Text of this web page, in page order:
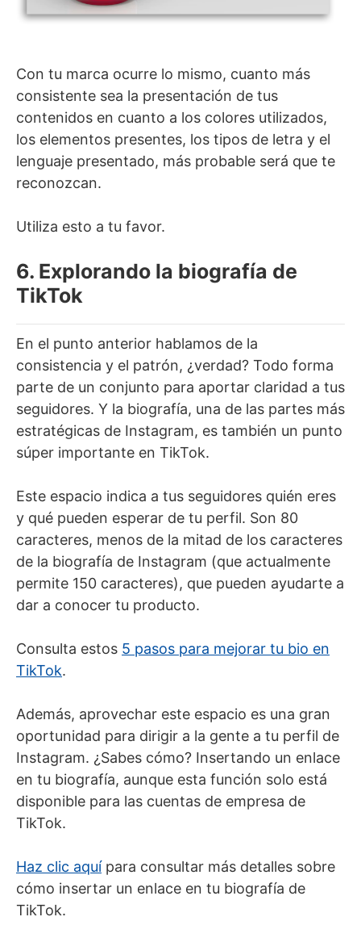
Con tu marca ocurre lo mismo, cuanto más
consistente sea la presentación de tus
contenidos en cuanto a los colores utilizados,
los elementos presentes, los tipos de letra y el
lenguaje presentado, más probable será que te
reconozcan.
Utiliza esto a tu favor.
6. Explorando la biografía de
TikTok
En el punto anterior hablamos de la
consistencia y el patrón, ¿verdad? Todo forma
parte de un conjunto para aportar claridad a tus
seguidores. Y la biografía, una de las partes más
estratégicas de Instagram, es también un punto
súper importante en TikTok.
Este espacio indica a tus seguidores quién eres
y qué pueden esperar de tu perfil. Son 80
caracteres, menos de la mitad de los caracteres
de la biografía de Instagram (que actualmente
permite 150 caracteres), que pueden ayudarte a
dar a conocer tu producto.
Consulta estos 5 pasos para mejorar tu bio en
TikTok.
Además, aprovechar este espacio es una gran
oportunidad para dirigir a la gente a tu perfil de
Instagram. ¿Sabes cómo? Insertando un enlace
en tu biografía, aunque esta función solo está
disponible para las cuentas de empresa de
TikTok.
Haz clic aquípara consultar más detalles sobre
cómo insertar un enlace en tu biografía de
TikTok.